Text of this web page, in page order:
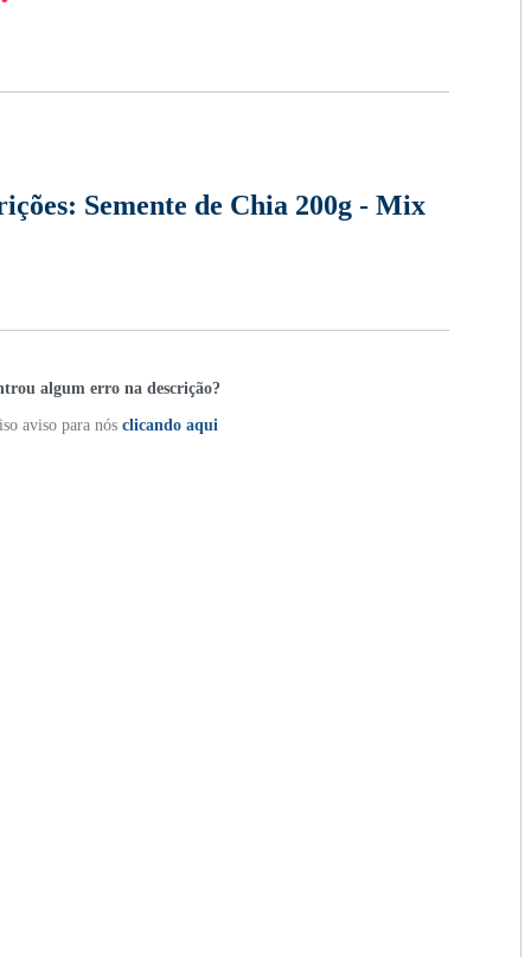
Semente de Chia 200g - Mix
algum erro na descrição?
aviso para nós clicando aqui